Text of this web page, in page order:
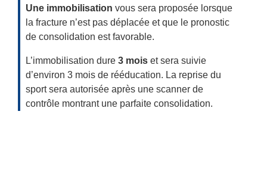
Une immobilisationvous sera proposée lorsque
la fracture n’est pas déplacée et que le pronostic
de consolidation est favorable.
L’immobilisation dure3 mois et sera suivie
d’environ 3 mois de rééducation. La reprise du
sport sera autorisée après une scanner de
contrôle montrant une parfaite consolidation.